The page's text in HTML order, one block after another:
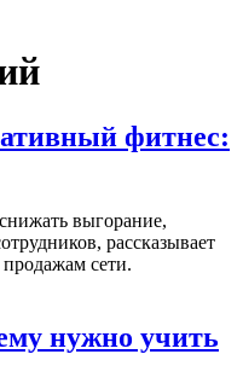
фитнес:
выгорание,
рассказывает
сети.
нужно учить